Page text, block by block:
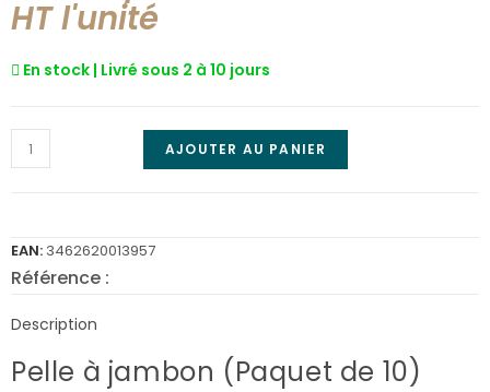
HT l'unité
En stock | Livré sous 2 à 10 jours
AJOUTER AU PANIER
EAN: 3462620013957
Référence :
Description
Pelle à jambon (Paquet de 10)